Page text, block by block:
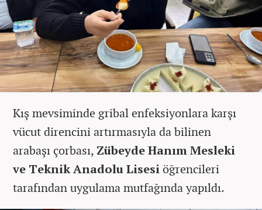
Kış mevsiminde gribal enfeksiyonlara karşı
vücut direncini artırmasıyla da bilinen
arabaşı çorbası, Zübeyde Hanım Mesleki
ve Teknik Anadolu Lisesiöğrencileri
tarafından uygulama mutfağında yapıldı.